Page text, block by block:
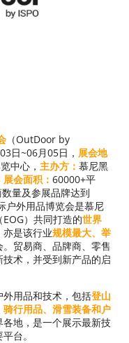
（OutDoor by
日~06月05日， 展会地
中心， 主办方： 慕尼黑
展会面积： 60000+平
量及参展品牌达到
户外用品博览会是慕尼
）共同打造的世界
亦是该行业规模最大、举
贸易商、品牌商、零售
术，并受到新产品的启
用品和技术，包括登山
行用品、滑雪装备和户
地，是一个展示最新技
台。